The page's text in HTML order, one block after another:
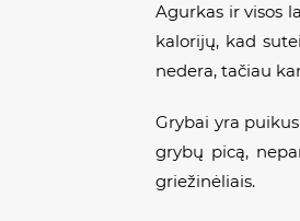
Agurkas ir visos
kalorijų, kad
nedera, tačiau
Grybai yra
grybų picą,
griežinėliais.